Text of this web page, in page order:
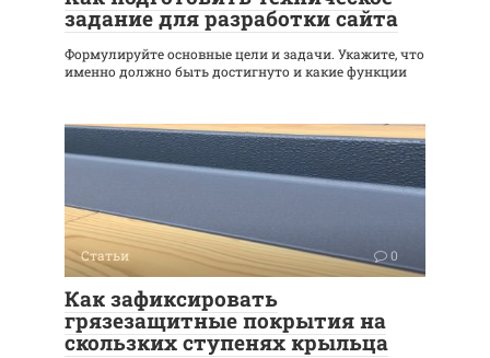
задание для разработки сайта
Формулируйте основные цели и задачи. Укажите, что
именно должно быть достигнуто и какие функции
Статьи 0
Как зафиксировать
грязезащитные покрытия на
скользких ступенях крыльца